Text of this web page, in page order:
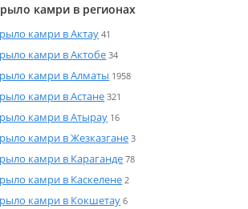
камри в регионах
камри в Актау 41
камри в Актобе 34
камри в Алматы 1958
камри в Астане 321
камри в Атырау 16
камри в Жезказгане 3
камри в Караганде 78
камри в Каскелене 2
камри в Кокшетау 6